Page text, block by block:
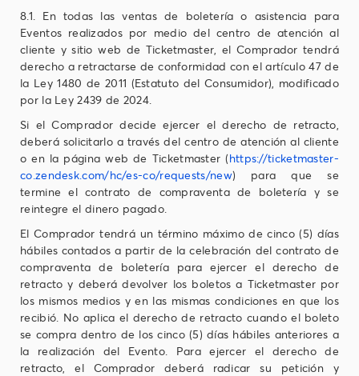
8.1. En todas las ventas de boletería o asistencia para
Eventos realizados por medio del centro de atención al
cliente y sitio web de Ticketmaster, el Comprador tendrá
derecho a retractarse de conformidad con el artículo 47 de
la Ley 1480 de 2011 (Estatuto del Consumidor), modificado
por la Ley 2439 de 2024.
Si el Comprador decide ejercer el derecho de retracto,
deberá solicitarlo a través del centro de atención al cliente
o en la página web de Ticketmaster (https://ticketmaster-
co.zendesk.com/hc/es-co/requests/new) para que se
termine el contrato de compraventa de boletería y se
reintegre el dinero pagado.
El Comprador tendrá un término máximo de cinco (5) días
hábiles contados a partir de la celebración del contrato de
compraventa de boletería para ejercer el derecho de
retracto y deberá devolver los boletos a Ticketmaster por
los mismos medios y en las mismas condiciones en que los
recibió. No aplica el derecho de retracto cuando el boleto
se compra dentro de los cinco (5) días hábiles anteriores a
la realización del Evento. Para ejercer el derecho de
retracto, el Comprador deberá radicar su petición y